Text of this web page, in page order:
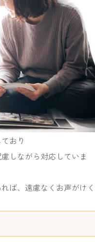
おり
しながら対応していま
ば、遠慮なくお声がけく